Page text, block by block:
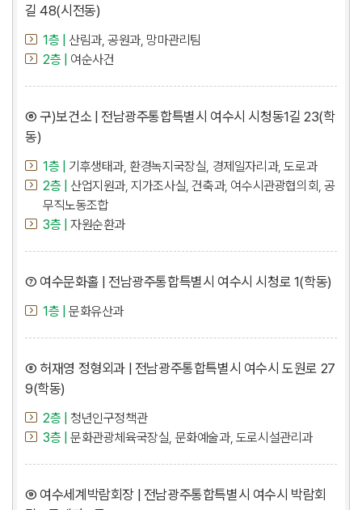
길 48(시전동)
1층 |
산림과, 공원과, 망마관리팀
2층 |
여순사건
⑥ 구)보건소 | 전남광주통합특별시 여수시 시청동1길 23(학
동)
1층 |
기후생태과, 환경녹지국장실, 경제일자리과, 도로과
2층 |
산업지원과, 지가조사실, 건축과, 여수시관광협의회, 공
무직노동조합
3층 |
자원순환과
⑦ 여수문화홀 | 전남광주통합특별시 여수시 시청로 1(학동)
1층 | 문화유산과
⑧ 허재영 정형외과 | 전남광주통합특별시 여수시 도원로 27
9(학동)
2층 |
청년인구정책관
3층 |
문화관광체육국장실, 문화예술과, 도로시설관리과
⑨ 여수세계박람회장 | 전남광주통합특별시 여수시 박람회